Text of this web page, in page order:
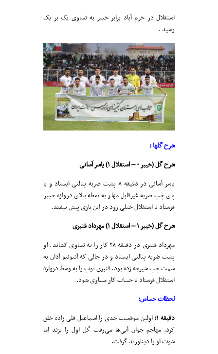
استقلال در خرم آباد برابر خیبر به تساوی یک بر یک
رسید .
شرح گلها :
شرح گل (خیبر ۰ – استقلال ۱) یاسر آسانی
یاسر آسانی در دقیقه ۸ پشت ضربه پنالتی ایستاد و با
پای چپ ضربه غیرقابل مهار به نقطه بالای دروازه خیبر
فرستاد تا استقلال خیلی زود در این بازی پیش بیفتد.
شرح گل (خیبر ۱ – استقلال ۱) مهرداد قنبری
مهرداد قنبری در دقیقه ۲۸ کار را به تساوی کشاند. او
پشت ضربه پنالتی ایستاد و در حالی که آنتونیو آدان به
سمت چپ شیرجه زده بود، قنبری توپ را به وسط دروازه
استقلال فرستاد تا حساب کار مساوی شود.
لحظات حساس:
دقیقه ۱:
اولین موقعیت جدی را اسماعیل قلی زاده خلق
کرد. مهاجم جوان آبی‌ها می‌رفت گل اول را بزند اما
شوت او را دیناورند گرفت.